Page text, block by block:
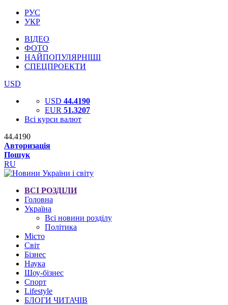
РУС
УКР
ВІДЕО
ФОТО
НАЙПОПУЛЯРНІШІ
СПЕЦПРОЕКТИ
USD
USD 44.4190
EUR 51.3207
Всі курси валют
44.4190
Авторизація
Пошук
RU
ВСІ РОЗДІЛИ
Головна
Україна
Всі новини розділу
Політика
Місто
Світ
Бізнес
Наука
Шоу-бізнес
Спорт
Lifestyle
БЛОГИ ЧИТАЧІВ